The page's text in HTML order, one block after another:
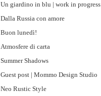
Un giardino in blu | work in progress
Dalla Russia con amore
Buon lunedì!
Atmosfere di carta
Summer Shadows
Guest post | Mommo Design Studio
Neo Rustic Style